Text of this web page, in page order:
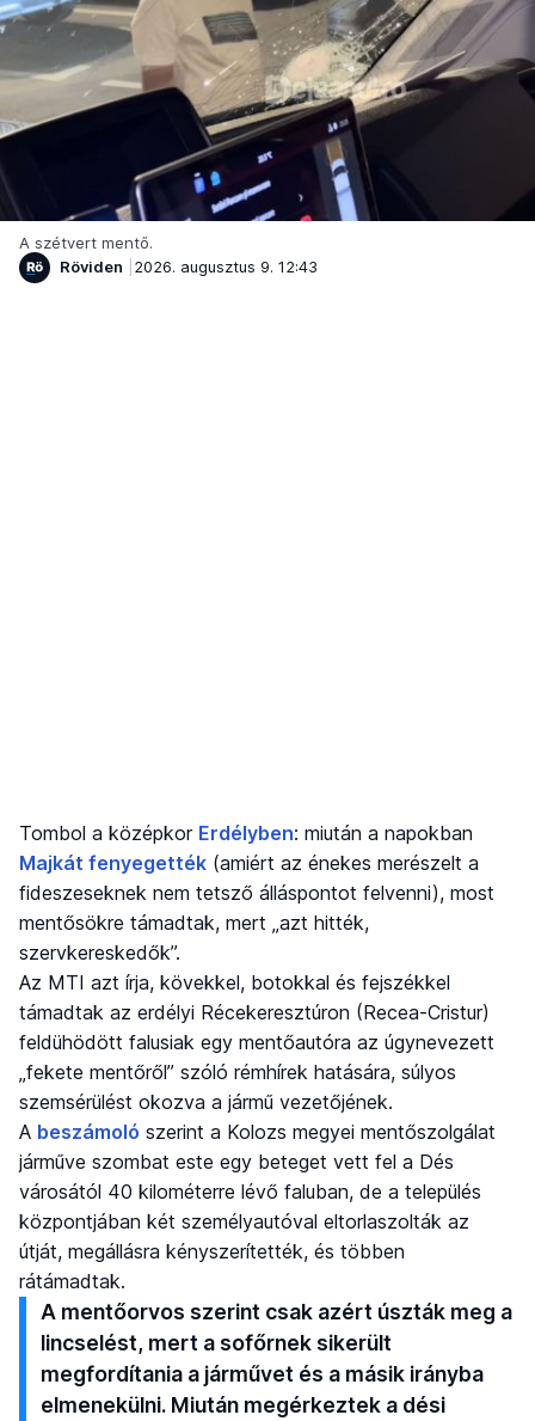
A szétvert mentő.
Röviden
2026. augusztus 9. 12:43
Tombol a középkor Erdélyben: miután a napokban
Majkát fenyegették (amiért az énekes merészelt a
fideszeseknek nem tetsző álláspontot felvenni), most
mentősökre támadtak, mert „azt hitték,
szervkereskedők”.
Az MTI azt írja, kövekkel, botokkal és fejszékkel
támadtak az erdélyi Récekeresztúron (Recea-Cristur)
feldühödött falusiak egy mentőautóra az úgynevezett
„fekete mentőről” szóló rémhírek hatására, súlyos
szemsérülést okozva a jármű vezetőjének.
A beszámoló szerint a Kolozs megyei mentőszolgálat
járműve szombat este egy beteget vett fel a Dés
városától 40 kilométerre lévő faluban, de a település
központjában két személyautóval eltorlaszolták az
útját, megállásra kényszerítették, és többen
rátámadtak.
A mentőorvos szerint csak azért úszták meg a
lincselést, mert a sofőrnek sikerült
megfordítania a járművet és a másik irányba
elmenekülni. Miután megérkeztek a dési